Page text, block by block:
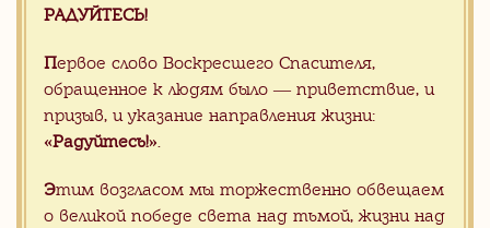
РАДУЙТЕСЬ!
Первое слово Воскресшего Спасителя,
обращенное к людям было — приветствие, и
призыв, и указание направления жизни:
«Радуйтесь!».
Этим возгласом мы торжественно обвещаем
о великой победе света над тьмой, жизни над